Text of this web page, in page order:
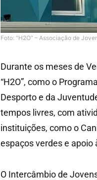
Foto: “H2O” – Associação de
Durante os meses de
“H2O”, como o
Desporto e da
tempos livres, com
instituições, como o
espaços verdes e apoio
O Intercâmbio de